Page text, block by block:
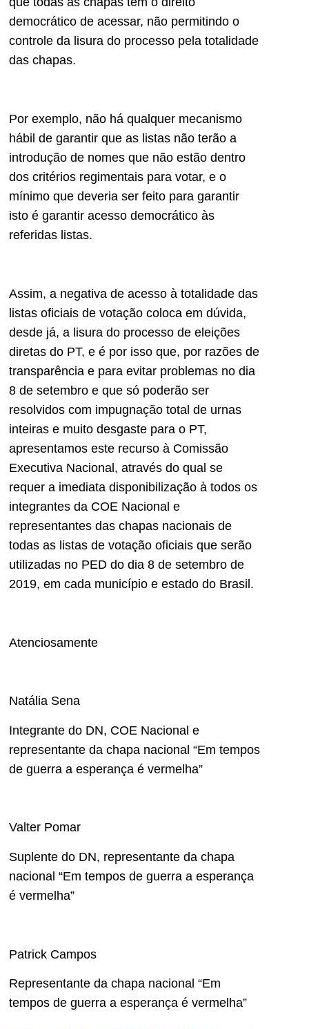
democrático de acessar, não permitindo o
controle da lisura do processo pela totalidade
das chapas.
Por exemplo, não há qualquer mecanismo
hábil de garantir que as listas não terão a
introdução de nomes que não estão dentro
dos critérios regimentais para votar, e o
mínimo que deveria ser feito para garantir
isto é garantir acesso democrático às
referidas listas.
Assim, a negativa de acesso à totalidade das
listas oficiais de votação coloca em dúvida,
desde já, a lisura do processo de eleições
diretas do PT, e é por isso que, por razões de
transparência e para evitar problemas no dia
8 de setembro e que só poderão ser
resolvidos com impugnação total de urnas
inteiras e muito desgaste para o PT,
apresentamos este recurso à Comissão
Executiva Nacional, através do qual se
requer a imediata disponibilização à todos os
integrantes da COE Nacional e
representantes das chapas nacionais de
todas as listas de votação oficiais que serão
utilizadas no PED do dia 8 de setembro de
2019, em cada município e estado do Brasil.
Atenciosamente
Natália Sena
Integrante do DN, COE Nacional e
representante da chapa nacional “Em tempos
de guerra a esperança é vermelha”
Valter Pomar
Suplente do DN, representante da chapa
nacional “Em tempos de guerra a esperança
é vermelha”
Patrick Campos
Representante da chapa nacional “Em
tempos de guerra a esperança é vermelha”